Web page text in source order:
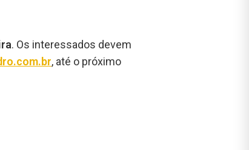
. Os interessados devem
, até o próximo